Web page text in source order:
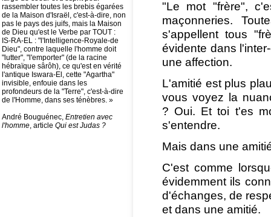
rassembler toutes les brebis égarées
de la Maison d'Israël, c'est-à-dire, non
pas le pays des juifs, mais la Maison
de Dieu qu'est le Verbe par TOUT :
IS-RA-EL : "l'Intelligence-Royale-de
Dieu", contre laquelle l'homme doit
"lutter", "l'emporter" (de la racine
hébraïque sârôh), ce qu'est en vérité
l'antique Iswara-El, cette "Agartha"
invisible, enfouie dans les
profondeurs de la "Terre", c'est-à-dire
de l'Homme, dans ses ténèbres. »
André Bouguénec, Entretien avec
l'homme, article Qui est Judas ?
"Le mot "frère",
maçonneries.
s'appellent tous
évidente dans
une affection.
L'amitié est plus
vous voyez la
? Oui. Et toi t'es
s'entendre.
Mais dans une
C'est comme
évidemment ils
d'échanges, de
et dans une amitié.